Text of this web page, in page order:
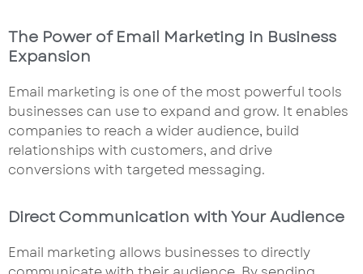
The Power of Email Marketing in Business
Expansion
Email marketing is one of the most powerful tools
businesses can use to expand and grow. It enables
companies to reach a wider audience, build
relationships with customers, and drive
conversions with targeted messaging.
Direct Communication with Your Audience
Email marketing allows businesses to directly